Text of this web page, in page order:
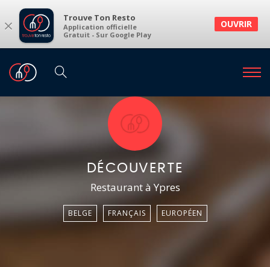
× Trouve Ton Resto
Application officielle
Gratuit - Sur Google Play
OUVRIR
DÉCOUVERTE
Restaurant à Ypres
BELGE FRANÇAIS EUROPÉEN